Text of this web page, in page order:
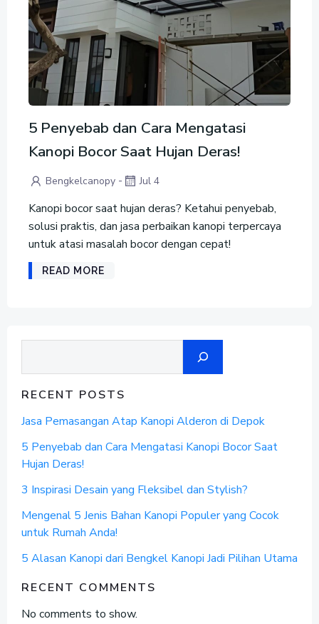
5 Penyebab dan Cara Mengatasi
Kanopi Bocor Saat Hujan Deras!
Bengkelcanopy - Jul 4
Kanopi bocor saat hujan deras? Ketahui penyebab,
solusi praktis, dan jasa perbaikan kanopi terpercaya
untuk atasi masalah bocor dengan cepat!
READ MORE
RECENT POSTS
Jasa Pemasangan Atap Kanopi Alderon di Depok
5 Penyebab dan Cara Mengatasi Kanopi Bocor Saat
Hujan Deras!
3 Inspirasi Desain yang Fleksibel dan Stylish?
Mengenal 5 Jenis Bahan Kanopi Populer yang Cocok
untuk Rumah Anda!
5 Alasan Kanopi dari Bengkel Kanopi Jadi Pilihan Utama
RECENT COMMENTS
No comments to show.